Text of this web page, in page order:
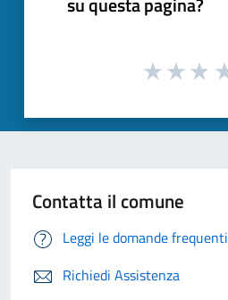
Contatta il comune
Leggi le domande frequenti
Richiedi Assistenza